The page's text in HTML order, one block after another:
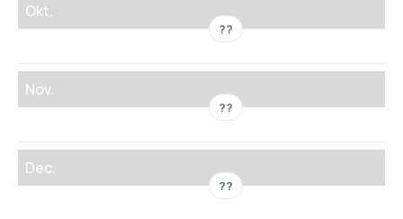
Okt.
??
Nov.
??
Dec.
??